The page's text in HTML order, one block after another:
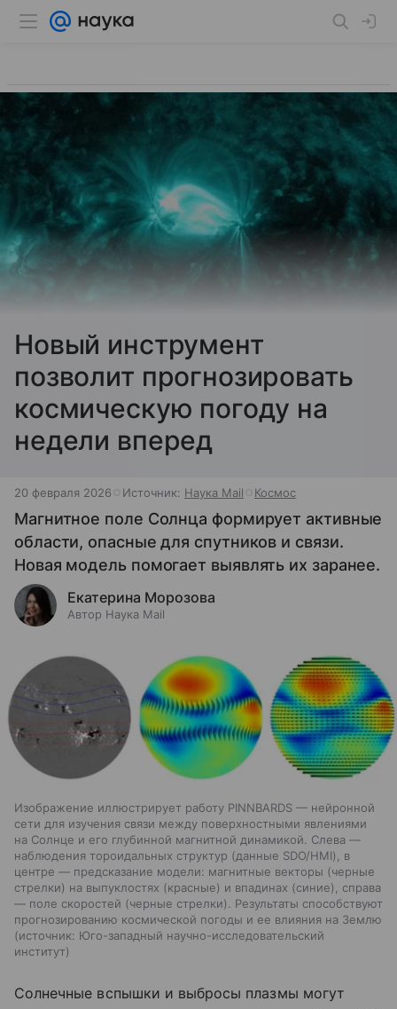
Новый инструмент
позволит прогнозировать
космическую погоду на
недели вперед
20 февраля 2026 Источник: Наука Mail Космос
Магнитное поле Солнца формирует активные
области, опасные для спутников и связи.
Новая модель помогает выявлять их заранее.
Екатерина Морозова
Автор Наука Mail
Изображение иллюстрирует работу PINNBARDS — нейронной
сети для изучения связи между поверхностными явлениями
на Солнце и его глубинной магнитной динамикой. Слева —
наблюдения тороидальных структур (данные SDO/HMI), в
центре — предсказание модели: магнитные векторы (черные
стрелки) на выпуклостях (красные) и впадинах (синие), справа
— поле скоростей (черные стрелки). Результаты способствуют
прогнозированию космической погоды и ее влияния на Землю
источник: Юго-западный научно-исследовательский
институт
Солнечные вспышки и выбросы плазмы могут